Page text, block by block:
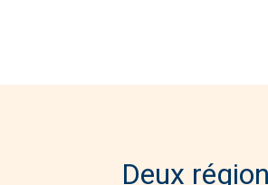
Deux